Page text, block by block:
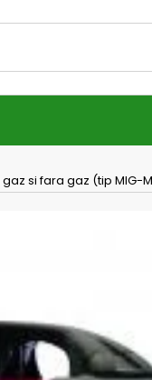
si fara gaz (tip MIG-
APARAT DE
MAG/TIG/
(0 Reviews)